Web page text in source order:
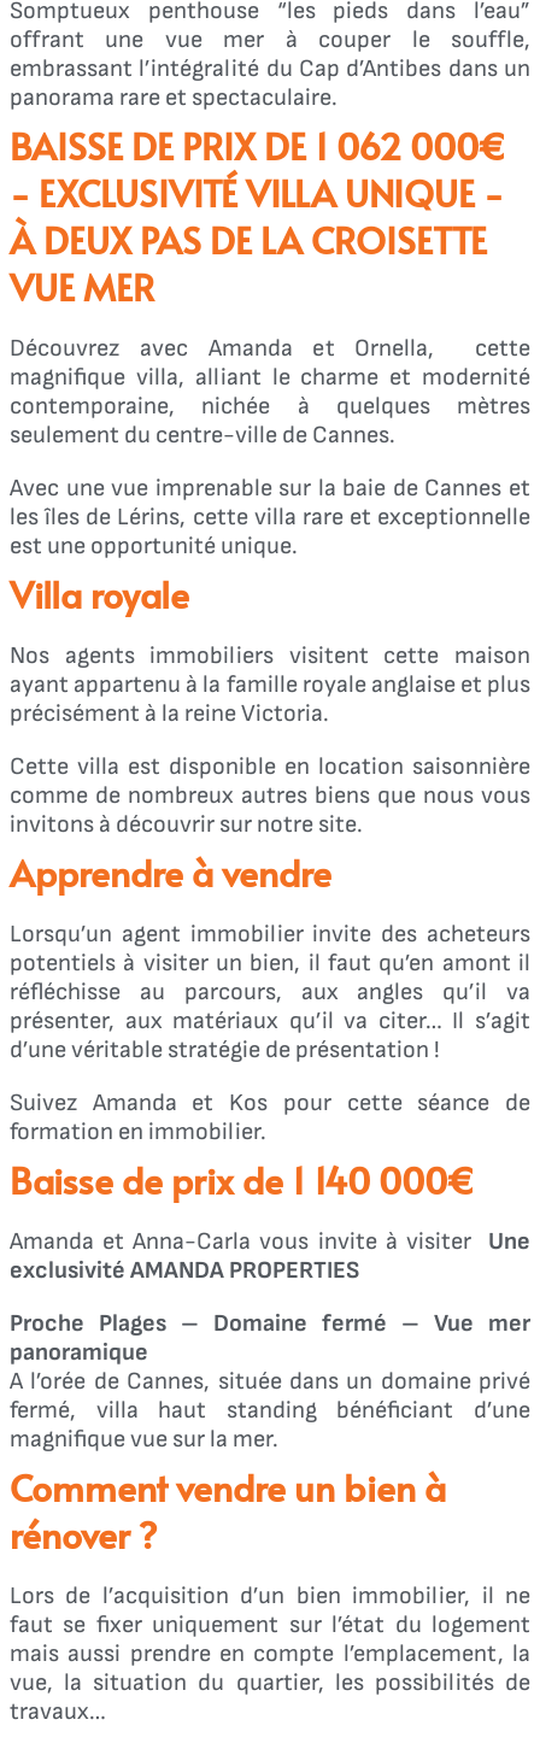
Somptueux penthouse “les pieds dans l’eau”
offrant une vue mer à couper le souffle,
embrassant l’intégralité du Cap d’Antibes dans un
panorama rare et spectaculaire.
BAISSE DE PRIX DE 1 062 000€
- EXCLUSIVITÉ VILLA UNIQUE -
À DEUX PAS DE LA CROISETTE
VUE MER
Découvrez avec Amanda et Ornella, cette
magnifique villa, alliant le charme et modernité
contemporaine, nichée à quelques mètres
seulement du centre-ville de Cannes.
Avec une vue imprenable sur la baie de Cannes et
les îles de Lérins, cette villa rare et exceptionnelle
est une opportunité unique.
Villa royale
Nos agents immobiliers visitent cette maison
ayant appartenu à la famille royale anglaise et plus
précisément à la reine Victoria.
Cette villa est disponible en location saisonnière
comme de nombreux autres biens que nous vous
invitons à découvrir sur notre site.
Apprendre à vendre
Lorsqu’un agent immobilier invite des acheteurs
potentiels à visiter un bien, il faut qu’en amont il
réfléchisse au parcours, aux angles qu’il va
présenter, aux matériaux qu’il va citer… Il s’agit
d’une véritable stratégie de présentation !
Suivez Amanda et Kos pour cette séance de
formation en immobilier.
Baisse de prix de 1 140 000€
Amanda et Anna-Carla vous invite à visiter Une
exclusivité AMANDA PROPERTIES
Proche Plages – Domaine fermé – Vue mer
panoramique
A l’orée de Cannes, située dans un domaine privé
fermé, villa haut standing bénéficiant d’une
magnifique vue sur la mer.
Comment vendre un bien à
rénover ?
Lors de l’acquisition d’un bien immobilier, il ne
faut se fixer uniquement sur l’état du logement
mais aussi prendre en compte l’emplacement, la
vue, la situation du quartier, les possibilités de
travaux…